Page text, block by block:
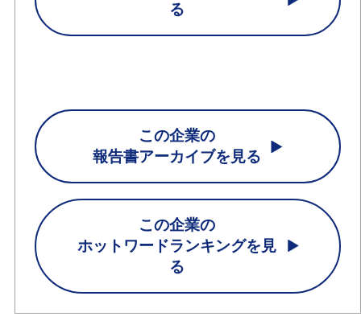
る
この企業の
報告書アーカイブを見る
この企業の
ホットワードランキングを見
る